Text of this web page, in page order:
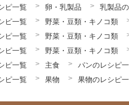
ピ一覧 卵・乳製品
乳製品
ピ一覧
野菜・豆類・キノコ類
ピ一覧
野菜・豆類・キノコ類
ピ一覧
野菜・豆類・キノコ類
ピ一覧 主食
パンのレシピ
ピ一覧 果物 果物のレシピ